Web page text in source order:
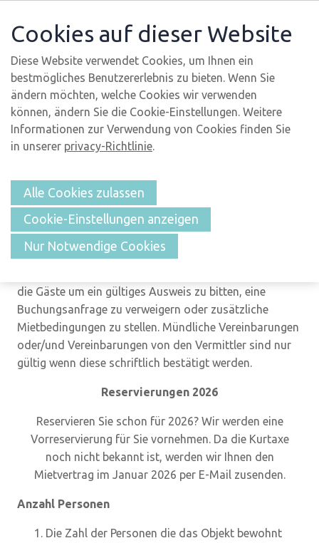
Allgemeine Geschäftsbedingungen
Verhuurburo Callantsoog
Wir haben die Inhalt unsere Website mit große Sorgfalt
zusammengestellt. Für eventuelle Veränderungen
übernehmen wir keine Haftung. In der
Buchungsbestätigung genannten Details sind
die Gäste um ein gültiges Ausweis zu bitten, eine
Buchungsanfrage zu verweigern oder zusätzliche
Mietbedingungen zu stellen. Mündliche Vereinbarungen
oder/und Vereinbarungen von den Vermittler sind nur
gültig wenn diese schriftlich bestätigt werden.
Reservierungen 2026
Reservieren Sie schon für 2026? Wir werden eine
Vorreservierung für Sie vornehmen. Da die Kurtaxe
noch nicht bekannt ist, werden wir Ihnen den
Mietvertrag im Januar 2026 per E-Mail zusenden.
Anzahl Personen
Die Zahl der Personen die das Objekt bewohnt
Cookies auf dieser Website
Diese Website verwendet Cookies, um Ihnen ein
bestmögliches Benutzererlebnis zu bieten. Wenn Sie
ändern möchten, welche Cookies wir verwenden
können, ändern Sie die Cookie-Einstellungen. Weitere
Informationen zur Verwendung von Cookies finden Sie
in unserer privacy-Richtlinie.
Alle Cookies zulassen
Cookie-Einstellungen anzeigen
Nur Notwendige Cookies